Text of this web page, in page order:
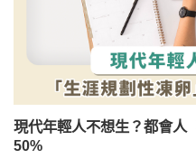
現代年輕人不想生？都會人
50%